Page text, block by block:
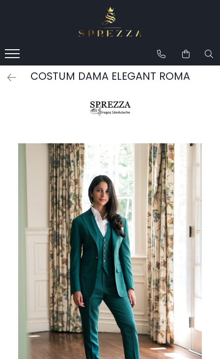
Costume de mire 2026
Redingotă bărbați
Frac bărbați
Costume la comandă
Paltoane bărbați
Accesorii bărbați
Lavalieră costum
Butoni cămașă mire
Papioane bărbați
Ace Pin pentru Guler Cămașă
Rochii de mireasă 2027
Pantofi de mireasă
Costume damă elegante
Vesta la comanda
COSTUM DAMA ELEGANT ROMA